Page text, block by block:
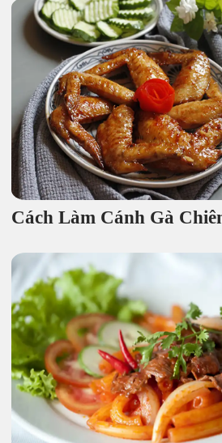
Cách Làm Cánh Gà